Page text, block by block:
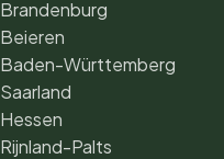
Brandenburg
Beieren
Baden-Württemberg
Saarland
Hessen
Rijnland-Palts